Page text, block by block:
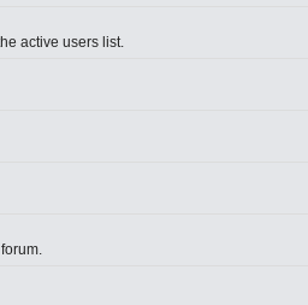
active users list.